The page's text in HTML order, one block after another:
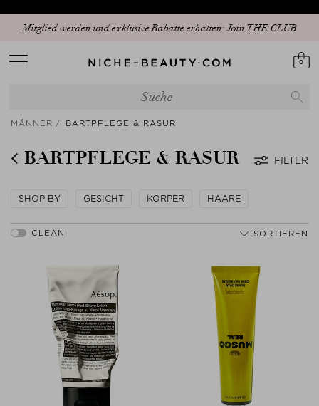
Mitglied werden und exklusive Rabatte erhalten: Join THE CLUB
0
MÄNNER BARTPFLEGE & RASUR
BARTPFLEGE & RASUR FILTER
SHOP BY GESICHT KÖRPER HAARE
SORTIEREN